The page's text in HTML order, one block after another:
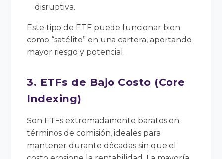
disruptiva.
Este tipo de ETF puede funcionar bien
como “satélite” en una cartera, aportando
mayor riesgo y potencial.
3. ETFs de Bajo Costo (Core
Indexing)
Son ETFs extremadamente baratos en
términos de comisión, ideales para
mantener durante décadas sin que el